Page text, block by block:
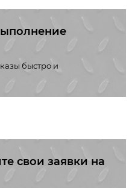
быстро и
свои заявки на